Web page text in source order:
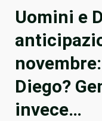
Uomini e
Diego?
invece…